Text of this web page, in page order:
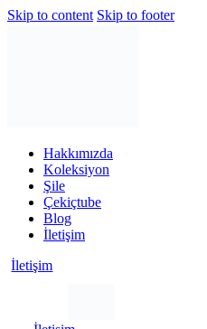
Skip to content Skip to footer
Hakkımızda
Koleksiyon
Şile
Çekiçtube
Blog
İletişim
İletişim